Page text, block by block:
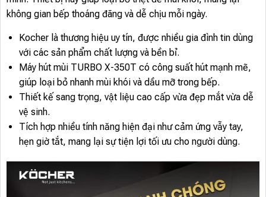
không gian bếp thoáng đãng và dễ chịu mỗi ngày.
Kocher là thương hiệu uy tín, được nhiều gia đình tin dùng
với các sản phẩm chất lượng và bền bỉ.
Máy hút mùi TURBO X-350T có công suất hút mạnh mẽ,
giúp loại bỏ nhanh mùi khói và dầu mỡ trong bếp.
Thiết kế sang trọng, vật liệu cao cấp vừa đẹp mắt vừa dễ
vệ sinh.
Tích hợp nhiều tính năng hiện đại như cảm ứng vẫy tay,
hẹn giờ tắt, mang lại sự tiện lợi tối ưu cho người dùng.